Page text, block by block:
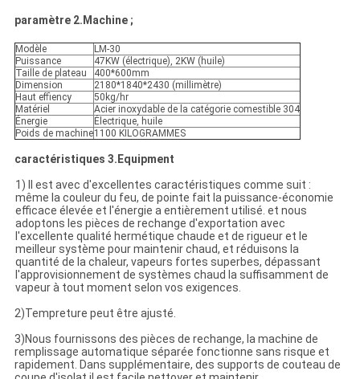
paramètre 2.Machine ;
Modèle
LM-30
Puissance
47KW (électrique), 2KW (huile)
Taille de plateau
400*600mm
Dimension
2180*1840*2430 (millimètre)
Haut effiency
50kg/hr
Matériel
Acier inoxydable de la catégorie comestible 304
Énergie
Électrique, huile
Poids de machine1100 KILOGRAMMES
caractéristiques 3.Equipment
1) Il est avec d'excellentes caractéristiques comme suit :
même la couleur du feu, de pointe fait la puissance-économie
efficace élevée et l'énergie a entièrement utilisé. et nous
adoptons les pièces de rechange d'exportation avec
l'excellente qualité hermétique chaude et de rigueur et le
meilleur système pour maintenir chaud, et réduisons la
quantité de la chaleur, vapeurs fortes superbes, dépassant
l'approvisionnement de systèmes chaud la suffisamment de
vapeur à tout moment selon vos exigences.
2)Tempreture peut être ajusté.
3)Nous fournissons des pièces de rechange, la machine de
remplissage automatique séparée fonctionne sans risque et
rapidement. Dans supplémentaire, des supports de couteau de